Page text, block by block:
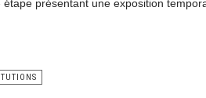
présentant une exposition